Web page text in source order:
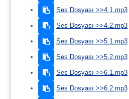
Ses Dosyası >>4.1.mp3
Ses Dosyası >>4.2.mp3
Ses Dosyası >>5.1.mp3
Ses Dosyası >>5.2.mp3
Ses Dosyası >>6.1.mp3
Ses Dosyası >>6.2.mp3